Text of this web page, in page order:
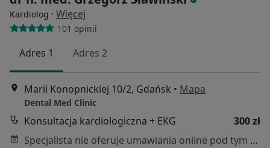
Kardiolog · Więcej
101 opinii
Adres 1 Adres 2
Marii Konopnickiej 10/2, Gdańsk • Mapa
Dental Med Clinic
Konsultacja kardiologiczna + EKG
300 zł
Specjalista nie oferuje umawiania online pod tym adresem.